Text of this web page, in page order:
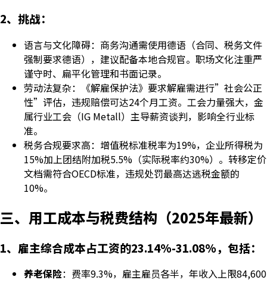
2、挑战：
语言与文化障碍：商务沟通需使用德语（合同、税务文件
强制要求德语），建议配备本地合规官。职场文化注重严
谨守时、扁平化管理和书面记录。
劳动法复杂：《解雇保护法》要求解雇需进行”社会公正
性”评估，违规赔偿可达24个月工资。工会力量强大，金
属行业工会（IG Metall）主导薪资谈判，影响全行业标
准。
税务合规要求高：增值税标准税率为19%，企业所得税为
15%加上团结附加税5.5%（实际税率约30%）。转移定价
文档需符合OECD标准，违规处罚最高达逃税金额的
10%。
三、用工成本与税费结构（2025年最新）
1、雇主综合成本占工资的23.14%-31.08%，包括：
养老保险：费率9.3%，雇主雇员各半，年收入上限84,600